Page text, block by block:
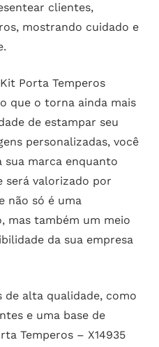
clientes,
mostrando cuidado e
Porta Temperos
que o torna ainda mais
de estampar seu
personalizadas, você
marca enquanto
será valorizado por
não só é uma
mas também um meio
da sua empresa
alta qualidade, como
e uma base de
Temperos – X14935